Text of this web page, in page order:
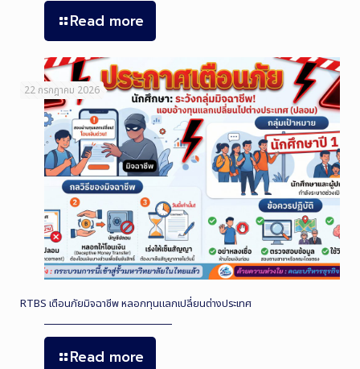
Read more
22 กรกฎาคม 2026
RTBS เตือนภัยมิจฉาชีพ หลอกทุนแลกเปลี่ยนต่างประเทศ
Read more